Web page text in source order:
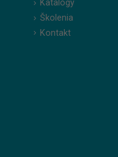
Katalógy
Školenia
Kontakt